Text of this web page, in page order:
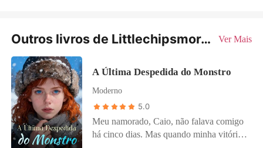
Outros livros de Littlechipsmore13 Ver Mais
A Última Despedida do Monstro
Moderno
5.0
Meu namorado, Caio, não falava comigo
há cinco dias. Mas quando minha vitória